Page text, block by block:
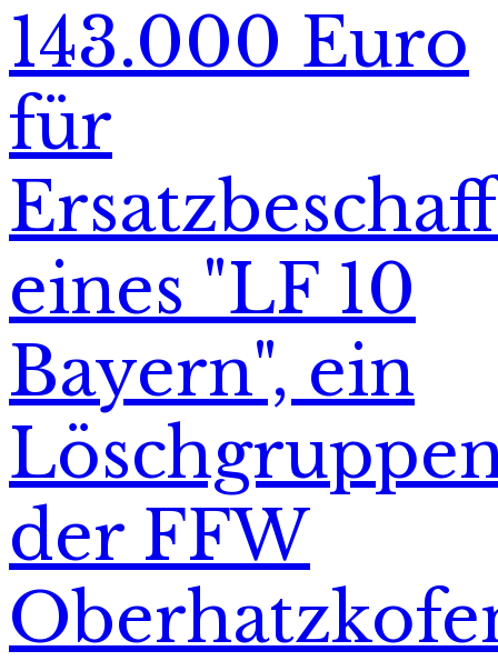
143.000 Euro
für
eines "LF 10
Bayern", ein
der FFW